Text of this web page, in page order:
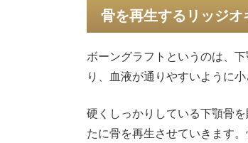
骨を再生するリッジ
ボーングラフトというのは、
り、血液が通りやすいように
硬くしっかりしている下顎骨
たに骨を再生させていきます